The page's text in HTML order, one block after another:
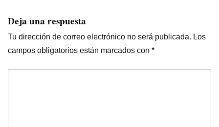
Deja una respuesta
Tu dirección de correo electrónico no será publicada. Los
campos obligatorios están marcados con *